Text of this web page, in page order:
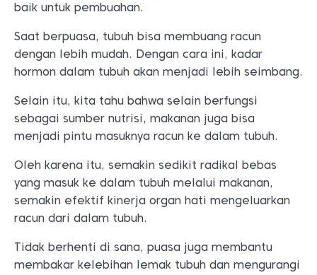
baik untuk pembuahan.
Saat berpuasa, tubuh bisa membuang racun
dengan lebih mudah. Dengan cara ini, kadar
hormon dalam tubuh akan menjadi lebih seimbang.
Selain itu, kita tahu bahwa selain berfungsi
sebagai sumber nutrisi, makanan juga bisa
menjadi pintu masuknya racun ke dalam tubuh.
Oleh karena itu, semakin sedikit radikal bebas
yang masuk ke dalam tubuh melalui makanan,
semakin efektif kinerja organ hati mengeluarkan
racun dari dalam tubuh.
Tidak berhenti di sana, puasa juga membantu
membakar kelebihan lemak tubuh dan mengurangi